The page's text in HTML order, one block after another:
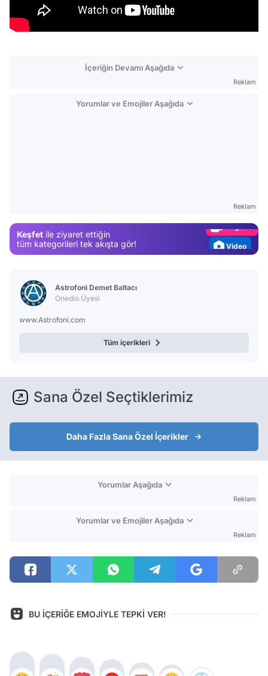
İçeriğin Devamı Aşağıda
Reklam
Yorumlar ve Emojiler Aşağıda
Reklam
Keşfet ile ziyaret ettiğin
tüm kategorileri tek akışta gör!
Video
Astrofoni Demet Baltacı
Onedio Üyesi
www.Astrofoni.com
Tüm içerikleri
Sana Özel Seçtiklerimiz
Daha Fazla Sana Özel İçerikler
Yorumlar Aşağıda
Reklam
Yorumlar ve Emojiler Aşağıda
Reklam
BU İÇERİĞE EMOJİYLE TEPKİ VER!